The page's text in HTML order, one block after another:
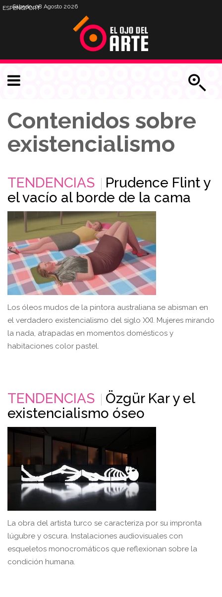
Sábado, 08 Agosto 2026
ESPENGPORT
Contenidos sobre
existencialismo
TENDENCIAS
Prudence Flint y
el vacío al borde de la cama
Los óleos mudos de la pintora australiana se abisman en
el verdadero existencialismo del siglo XXI. Mujeres mirando
la nada, atrapadas en momentos domésticos y
habitaciones color pastel.
TENDENCIAS
Özgür Kar y el
existencialismo óseo
La obra del artista turco se caracteriza por su impronta
lúgubre y oscura. Instalaciones audiovisuales con
esqueletos monocromáticos que reflexionan sobre la
condición humana.